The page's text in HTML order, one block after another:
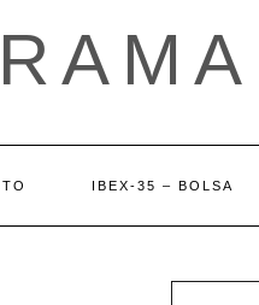
IBEX-35 – BOLSA